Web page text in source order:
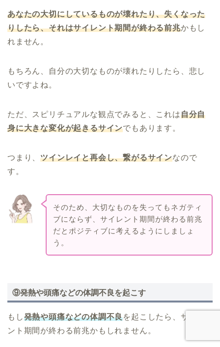
あなたの大切にしているものが壊れたり、失くなった
りしたら、それはサイレント期間が終わる前兆かもし
れません。
もちろん、自分の大切なものが壊れたりしたら、悲し
いですよね。
ただ、スピリチュアルな観点でみると、これは自分自
身に大きな変化が起きるサインでもあります。
つまり、ツインレイと再会し、繋がるサインなので
す。
そのため、大切なものを失ってもネガティ
ブにならず、サイレント期間が終わる前兆
だとポジティブに考えるようにしましょ
う。
⑨発熱や頭痛などの体調不良を起こす
もし発熱や頭痛などの体調不良を起こしたら、サイレ
ント期間が終わる前兆かもしれません。